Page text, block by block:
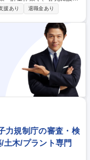
ただきます。 【回収
ジ/装飾品/廃フィルター)/
送会社等)と一緒に顧客を
月程度、湘南工場(神奈川
援あり 退職金あり
力規制庁の審査・検
土木/プラント専門